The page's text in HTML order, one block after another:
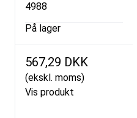
4988
På lager
567,29 DKK
(ekskl. moms)
Vis produkt